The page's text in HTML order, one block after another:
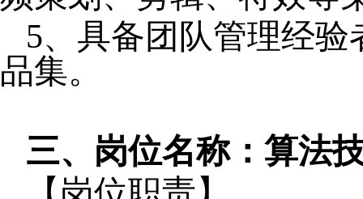
5、具备团队管理经
品集。
三、 岗位名称：算法